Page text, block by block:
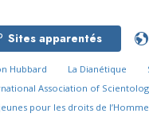
Sites apparentés
Hubbard La Dianétique
Association of
pour les droits de l’Homme